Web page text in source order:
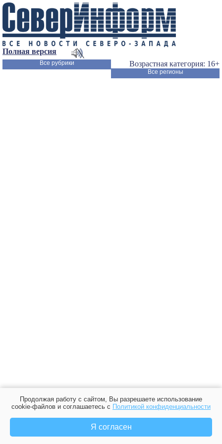
Полная версия
Возрастная категория: 16+
Все рубрики
Все регионы
Продолжая работу с сайтом, Вы разрешаете использование
cookie-файлов и соглашаетесь с Политикой конфиденциальности
Я согласен